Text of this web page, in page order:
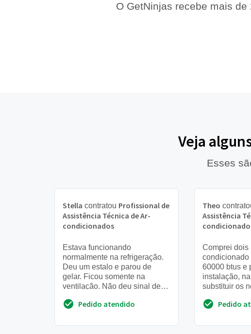
O GetNinjas recebe mais
Veja
Esses
Stella contratou Profissional de
Assistência Técnica de Ar-
condicionados
Estava funcionando
normalmente na refrigeração.
Deu um estalo e parou de
gelar. Ficou somente na
ventilação. Não deu sinal de
funcinando na ventilação. Ele
Pedido atendido
Theo
Assistência
Comprei dois
condicionado
60000 btus e
instalação,
substituir os
Pedido